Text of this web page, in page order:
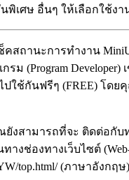
พิเศษ อื่นๆ ให้เลือกใช้งา
คสถานะการทำงาน
ม (Program Developer)
ใช้กันฟรีๆ (FREE) โดย
งสามารถที่จะ ติดต่อกับ
างช่องทางเว็บไซต์
top.html/ (ภาษาอังกฤ